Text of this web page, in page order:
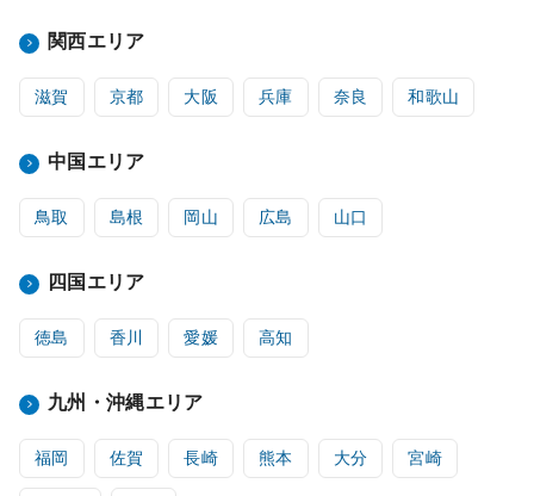
関西エリア
滋賀 京都 大阪 兵庫 奈良 和歌山
中国エリア
鳥取 島根 岡山 広島 山口
四国エリア
徳島 香川 愛媛 高知
九州・沖縄エリア
福岡 佐賀 長崎 熊本 大分 宮崎